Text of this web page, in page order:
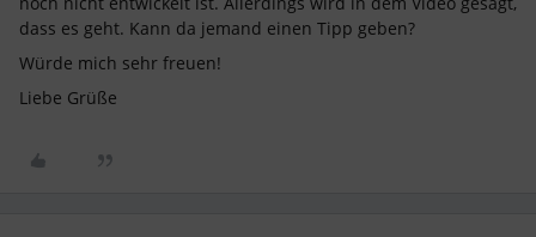
dass es geht. Kann da jemand einen Tipp geben?
Würde mich sehr freuen!
Liebe Grüße